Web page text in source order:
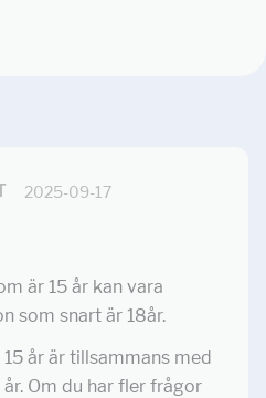
2025-09-17
är 15 år kan vara
som snart är 18år.
år är tillsammans med
Om du har fler frågor